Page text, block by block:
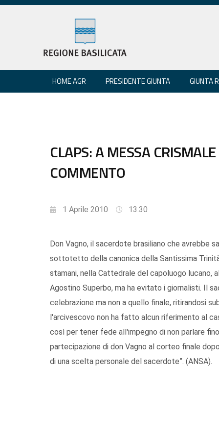
HOME AGR PRESIDENTE GIUNTA GIUNTA
CLAPS: A MESSA
COMMENTO
1 Aprile 2010 13:30
Don Vagno, il sacerdote brasiliano che avrebbe
sottotetto della canonica della Santissima
stamani, nella Cattedrale del capoluogo lucano,
Agostino Superbo, ma ha evitato i giornalisti. Il
celebrazione ma non a quello finale, ritirandosi
l'arcivescovo non ha fatto alcun riferimento al
così per tener fede all'impegno di non parlare
partecipazione di don Vagno al corteo finale
di una scelta personale del sacerdote”. (ANSA).